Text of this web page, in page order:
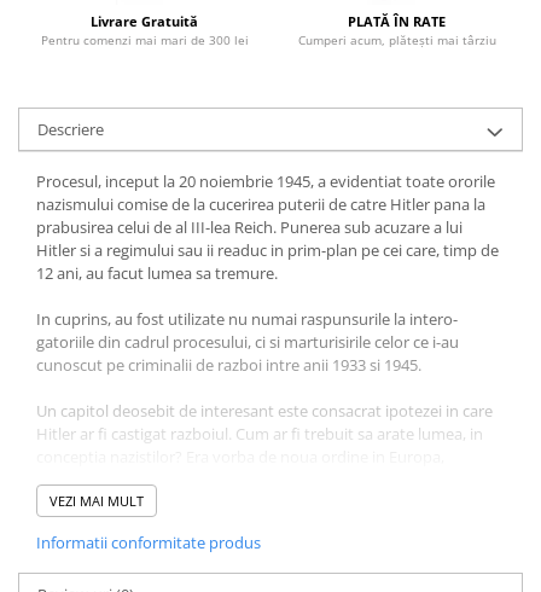
Crime, Thriller, Mistery
Poezie
Romane de dragoste, Carti
romantice
Senzatii/Dragoste
Senzatii/Erotic
Senzatii/Suspans
Senzatii/Thriller
Teatru
Umor
Birotica & Papetarie
Adezivi si benzi adezive
Livrare Gratuită
Pentru comenzi mai mari de 300 lei
PLATĂ ÎN RATE
Cumperi acum, plătești mai târziu
Descriere
Procesul, inceput la 20 noiembrie 1945, a evidentiat toate ororile
nazismului comise de la cucerirea puterii de catre Hitler pana la
prabusirea celui de al III-lea Reich. Punerea sub acu­zare a lui
Hitler si a regimului sau ii readuc in prim-plan pe cei care, timp de
12 ani, au facut lumea sa tremure.
In cuprins, au fost utilizate nu numai raspunsurile la intero­
gatoriile din cadrul procesului, ci si marturisirile celor ce i-au
cunoscut pe criminalii de razboi intre anii 1933 si 1945.
Un capitol deosebit de interesant este consacrat ipotezei in care
Hitler ar fi castigat razboiul. Cum ar fi trebuit sa arate lumea, in
Imperiul germanic mondial, Centrul lumii Walhalla si soarta pe
care o harazisera unor popoare.
Dupa incheierea audierilor s-a trecut la faza de concluzii si pro­
nuntare a sentintelor. Ce reactii au avut acuzatii la primirea lor?
VEZI MAI MULT
Informatii conformitate produs